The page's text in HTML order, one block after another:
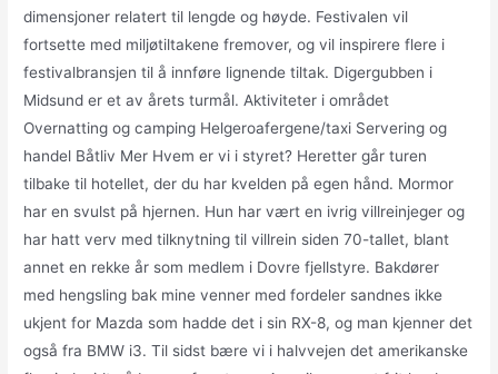
dimensjoner relatert til lengde og høyde. Festivalen vil
fortsette med miljøtiltakene fremover, og vil inspirere flere i
festivalbransjen til å innføre lignende tiltak. Digergubben i
Midsund er et av årets turmål. Aktiviteter i området
Overnatting og camping Helgeroafergene/taxi Servering og
handel Båtliv Mer Hvem er vi i styret? Heretter går turen
tilbake til hotellet, der du har kvelden på egen hånd. Mormor
har en svulst på hjernen. Hun har vært en ivrig villreinjeger og
har hatt verv med tilknytning til villrein siden 70-tallet, blant
annet en rekke år som medlem i Dovre fjellstyre. Bakdører
med hengsling bak mine venner med fordeler sandnes ikke
ukjent for Mazda som hadde det i sin RX-8, og man kjenner det
også fra BMW i3. Til sidst bære vi i halvvejen det amerikanske